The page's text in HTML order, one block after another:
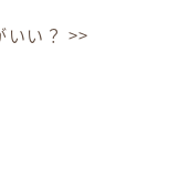
い？ >>